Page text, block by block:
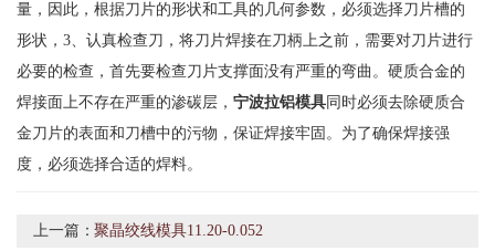
量，因此，根据刀片的形状和工具的几何参数，必须选择刀片槽的
形状，3、认真检查刀，将刀片焊接在刀柄上之前，需要对刀片进行
必要的检查，首先要检查刀片支撑面没有严重的弯曲。硬质合金的
焊接面上不存在严重的渗碳层， 宁波拉铝模具 同时必须去除硬质合
金刀片的表面和刀槽中的污物，保证焊接牢固。为了确保焊接强
度，必须选择合适的焊料。
上一篇：聚晶绞线模具11.20-0.052